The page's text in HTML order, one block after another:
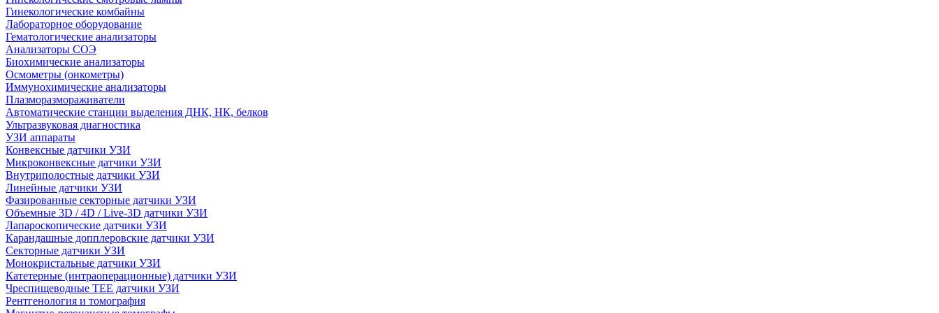
Гинекологические комбайны
Лабораторное оборудование
Гематологические анализаторы
Анализаторы СОЭ
Биохимические анализаторы
Осмометры (онкометры)
Иммунохимические анализаторы
Плазморазмораживатели
Автоматические станции выделения ДНК, НК, белков
Ультразвуковая диагностика
УЗИ аппараты
Конвексные датчики УЗИ
Микроконвексные датчики УЗИ
Внутриполостные датчики УЗИ
Линейные датчики УЗИ
Фазированные секторные датчики УЗИ
Объемные 3D / 4D / Live-3D датчики УЗИ
Лапароскопические датчики УЗИ
Карандашные допплеровские датчики УЗИ
Секторные датчики УЗИ
Монокристальные датчики УЗИ
Катетерные (интраоперационные) датчики УЗИ
Чреспищеводные TEE датчики УЗИ
Рентгенология и томография